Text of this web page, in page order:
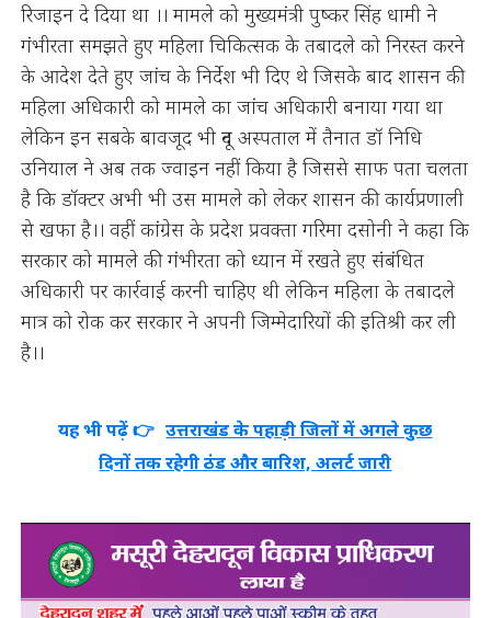
रिजाइन दे दिया था ।। मामले को मुख्यमंत्री पुष्कर सिंह धामी ने
गंभीरता समझते हुए महिला चिकित्सक के तबादले को निरस्त करने
के आदेश देते हुए जांच के निर्देश भी दिए थे जिसके बाद शासन की
महिला अधिकारी को मामले का जांच अधिकारी बनाया गया था
लेकिन इन सबके बावजूद भी दून अस्पताल में तैनात डॉ निधि
उनियाल ने अब तक ज्वाइन नहीं किया है जिससे साफ पता चलता
है कि डॉक्टर अभी भी उस मामले को लेकर शासन की कार्यप्रणाली
से खफा है।। वहीं कांग्रेस के प्रदेश प्रवक्ता गरिमा दसोनी ने कहा कि
सरकार को मामले की गंभीरता को ध्यान में रखते हुए संबंधित
अधिकारी पर कार्रवाई करनी चाहिए थी लेकिन महिला के तबादले
मात्र को रोक कर सरकार ने अपनी जिम्मेदारियों की इतिश्री कर ली
है।।
यह भी पढ़ें 👉 उत्तराखंड के पहाड़ी जिलों में अगले कुछ
दिनों तक रहेगी ठंड और बारिश, अलर्ट जारी